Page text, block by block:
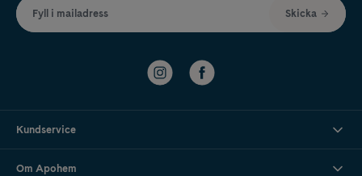
Fyll i mailadress Skicka
Kundservice
Om Apohem